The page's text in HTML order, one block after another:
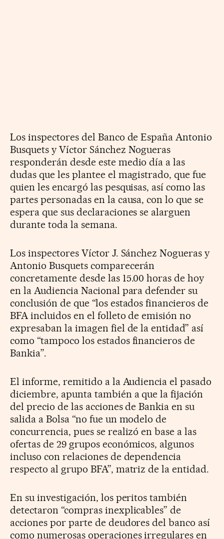
Los inspectores del Banco de España Antonio
Busquets y Víctor Sánchez Nogueras
responderán desde este medio día a las
dudas que les plantee el magistrado, que fue
quien les encargó las pesquisas, así como las
partes personadas en la causa, con lo que se
espera que sus declaraciones se alarguen
durante toda la semana.
Los inspectores Víctor J. Sánchez Nogueras y
Antonio Busquets comparecerán
concretamente desde las 15.00 horas de hoy
en la Audiencia Nacional para defender su
conclusión de que “los estados financieros de
BFA incluidos en el folleto de emisión no
expresaban la imagen fiel de la entidad” así
como “tampoco los estados financieros de
Bankia”.
El informe, remitido a la Audiencia el pasado
diciembre, apunta también a que la fijación
del precio de las acciones de Bankia en su
salida a Bolsa “no fue un modelo de
concurrencia, pues se realizó en base a las
ofertas de 29 grupos económicos, algunos
incluso con relaciones de dependencia
respecto al grupo BFA”, matriz de la entidad.
En su investigación, los peritos también
detectaron “compras inexplicables” de
acciones por parte de deudores del banco así
como numerosas operaciones irregulares en